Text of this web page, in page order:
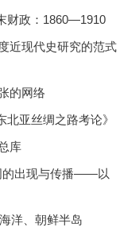
财政：1860—1910
近现代史研究的范式
的网络
亚丝绸之路考论》
库
的出现与传播——以
洋、朝鲜半岛